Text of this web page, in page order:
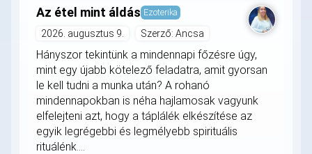
Az étel mint áldás Ezoterika
2026. augusztus 9. Szerző: Ancsa
Hányszor tekintünk a mindennapi főzésre úgy,
mint egy újabb kötelező feladatra, amit gyorsan
le kell tudni a munka után? A rohanó
mindennapokban is néha hajlamosak vagyunk
elfelejteni azt, hogy a táplálék elkészítése az
egyik legrégebbi és legmélyebb spirituális
rituálénk....